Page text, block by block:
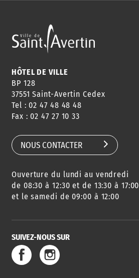
HÔTEL DE VILLE
BP 128
37551 Saint-Avertin Cedex
Tel : 02 47 48 48 48
Fax : 02 47 27 10 33
NOUS CONTACTER
Ouverture du lundi au vendredi
de 08:30 à 12:30 et de 13:30 à 17:00
et le samedi de 09:00 à 12:00
SUIVEZ-NOUS SUR